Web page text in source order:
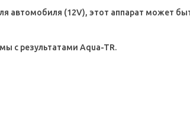
автомобиля (12V), этот аппарат может
с результатами Aqua-TR.